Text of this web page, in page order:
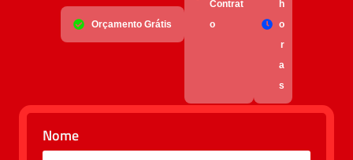
Orçamento Grátis
Contrat
o
h
o
r
a
s
Nome